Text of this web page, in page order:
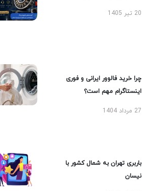
20 تیر 1405
چرا خرید فالوور ایرانی و فوری
اینستاگرام مهم است؟
27 مرداد 1404
باربری تهران به شمال کشور با
نیسان